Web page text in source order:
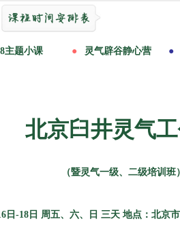
北京臼井灵气
（暨灵气一级、二级培训班）
日-18日 周五、六、日 三天 地点：北京